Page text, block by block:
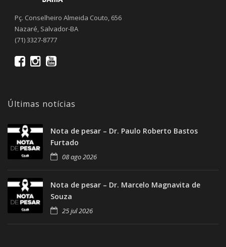
Pç. Conselheiro Almeida Couto, 656
Nazaré, Salvador-BA
(71) 3327-8777
Últimas notícias
Nota de pesar – Dr. Paulo Roberto Bastos
Furtado
08 ago 2026
Nota de pesar – Dr. Marcelo Magnavita de
Souza
25 jul 2026